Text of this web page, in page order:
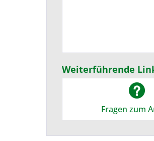
Weiterführende
Fragen zum